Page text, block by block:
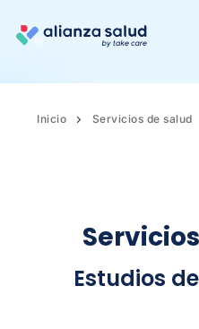
Inicio Servicios de salud
Estudios